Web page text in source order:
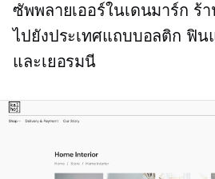
ซัพพลายเออร์ในเดนมาร์ก ร้
ไปยังประเทศแถบบอลติก ฟิน
และเยอรมนี